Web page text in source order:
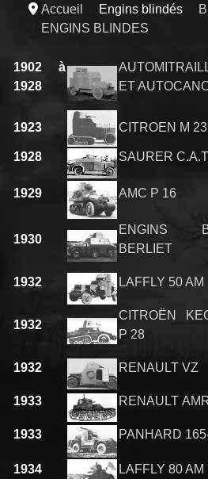
Accueil Engins blindés
ENGINS BLINDES
1902 à
1928
ET
1923 CITROEN M 23
1928 SAURER
1929 AMC P 16
1930
ENGINS
BERLIET
1932 LAFFLY 50 AM
1932
CITROËN
P 28
1932 RENAULT VZ
1933 RENAULT
1933 PANHARD
1934 LAFFLY 80 AM